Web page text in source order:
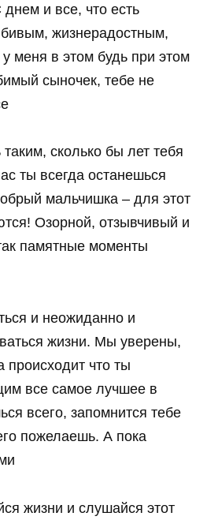
и все, что есть
жизнерадостным,
меня в этом будь при этом
сыночек, тебе не
сколько бы лет тебя
ты всегда останешься
мальчишка – для этот
Озорной, отзывчивый и
памятные моменты
и неожиданно и
жизни. Мы уверены,
происходит что ты
все самое лучшее в
всего, запомнится тебе
пожелаешь. А пока
жизни и слушайся этот